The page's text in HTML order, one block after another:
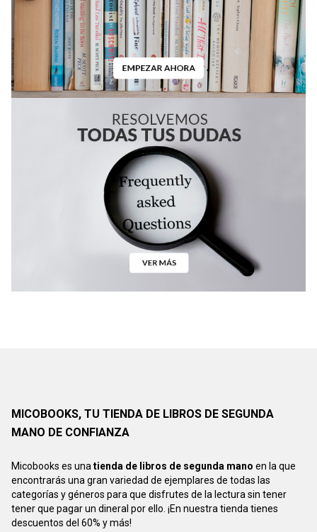
MICOBOOKS, TU TIENDA DE LIBROS DE SEGUNDA
MANO DE CONFIANZA
Micobooks es unatienda de libros de segunda mano en la que
encontrarás una gran variedad de ejemplares de todas las
categorías y géneros para que disfrutes de la lectura sin tener
tener que pagar un dineral por ello. ¡En nuestra tienda tienes
descuentos del 60% y más!